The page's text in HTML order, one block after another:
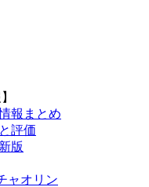
報まとめ
評価
版
ャオリン